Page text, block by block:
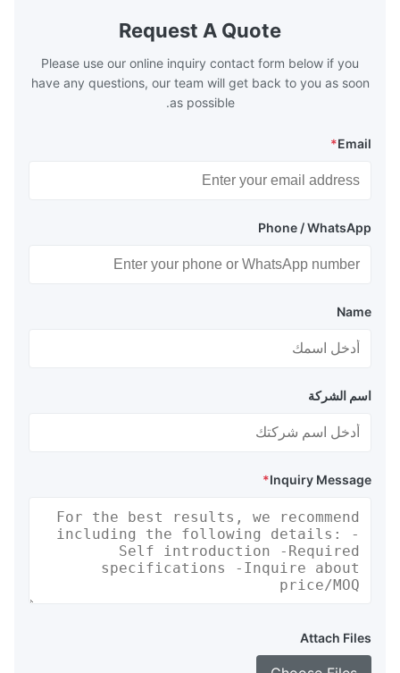
boilers is generally in the temperature
range of 200°C – 250°C, so there
Request A Quote
Please use our online inquiry contact form below if you
have any questions, our team will get back to you as soon
as possible.
Email
*
Phone / WhatsApp
Name
اسم الشركة
Inquiry Message
*
Attach Files